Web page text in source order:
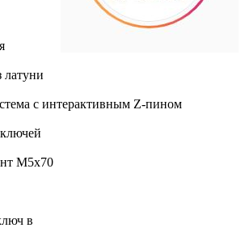
с интерактивным Z-пином
M5x70
в